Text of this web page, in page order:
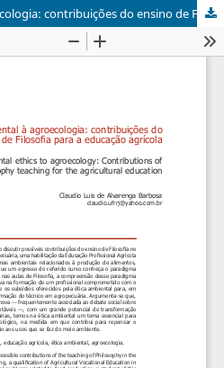
Da ética ambiental à agroecologia: contribuições do ensino de Filosofia para a educação agrícola